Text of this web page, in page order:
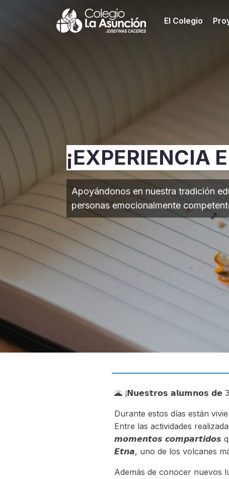
El Colegio
¡EXPERIENCIA
Apoyándonos en nuestra tradición
personas emocionalmente
🌋 ¡𝗡𝘂𝗲𝘀𝘁𝗿𝗼𝘀 𝗮𝗹𝘂𝗺𝗻𝗼𝘀 𝗱𝗲
Durante estos días están
Entre las actividades
𝙢𝙤𝙢𝙚𝙣𝙩𝙤𝙨 𝙘𝙤𝙢𝙥𝙖𝙧𝙩𝙞𝙙𝙤𝙨
𝙀𝙩𝙣𝙖, uno de los volcanes
Además de conocer